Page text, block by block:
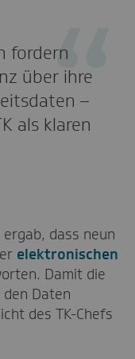
fordern
über ihre
–
als klaren
ergab, dass neun
elektronischen
Damit die
Daten
des TK-Chefs